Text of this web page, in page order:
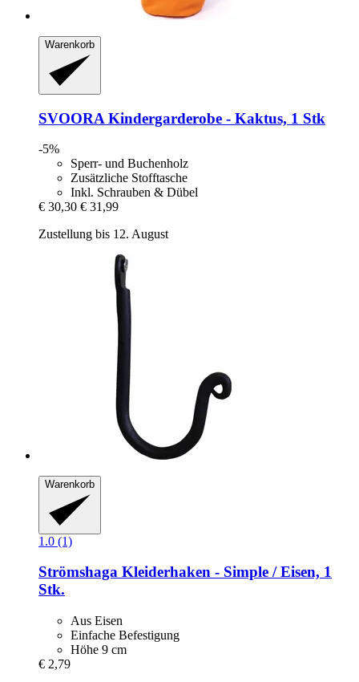
Warenkorb
SVOORA Kindergarderobe -​ Kaktus, 1 Stk
-5%
Sperr- und Buchenholz
Zusätzliche Stofftasche
Inkl. Schrauben & Dübel
€ 30,30 € 31,99
Zustellung bis 12. August
Warenkorb
1.0 (1)
Strömshaga Kleiderhaken -​ Simple / Eisen, 1
Stk.
Aus Eisen
Einfache Befestigung
Höhe 9 cm
€ 2,79